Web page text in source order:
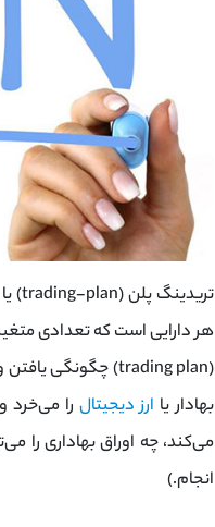
تریدینگ پلن (trading-plan) یا برنامه معاملاتی روشی سیستماتیک برای شناسایی و داد و ستد
هر دارایی است که تعدادی متغیر
(trading plan) چگونگی یافتن و اجرای معاملات را مشخص می‌کند، از جمله اینکه تحت چه شرایطی
بهادار یا ارز دیجیتالرا می‌خرد
می‌کند، چه اوراق بهاداری را
انجام.)